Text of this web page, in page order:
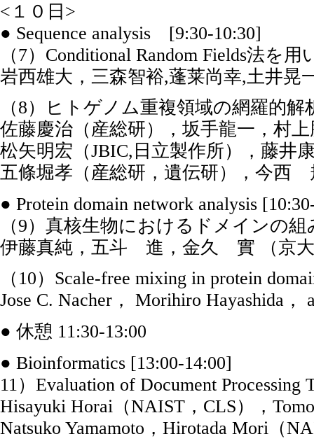
<１０日>
● Sequence analysis [9:30-10:30]
（7）Conditional Random Fields法を
岩西雄大，三森智裕,蓬莱尚幸,土井晃
（8）ヒトゲノム重複領域の網羅的解
佐藤慶治（産総研），坂手龍一，村
松矢明宏（JBIC,日立製作所），藤井
五條堀孝（産総研，遺伝研），今西
● Protein domain network analysis
（9）真核生物におけるドメインの
伊藤真純，五斗 進，金久 實 （京
（10）Scale-free mixing in protein
Jose C. Nacher， Morihiro Hayashida，
● 休憩 11:30-13:00
● Bioinformatics [13:00-14:00]
11）Evaluation of Document Processing
Hisayuki Horai（NAIST，CLS），
Natsuko Yamamoto，Hirotada Mori（